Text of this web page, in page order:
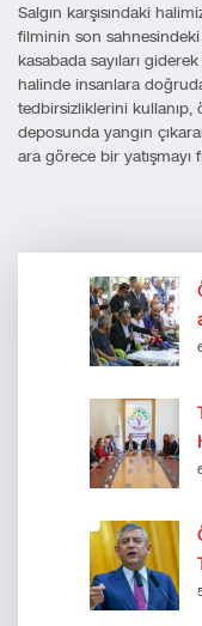
Salgın karşısındaki
filminin son
kasabada sayıları
halinde insanlara
tedbirsizliklerini kullanıp,
deposunda yangın
ara görece bir yatışmayı